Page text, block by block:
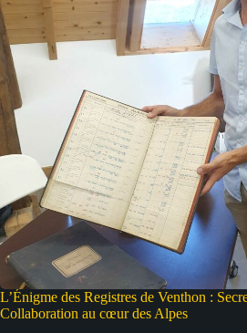
L’Énigme des Registres de Venthon :
Collaboration au cœur des Alpes